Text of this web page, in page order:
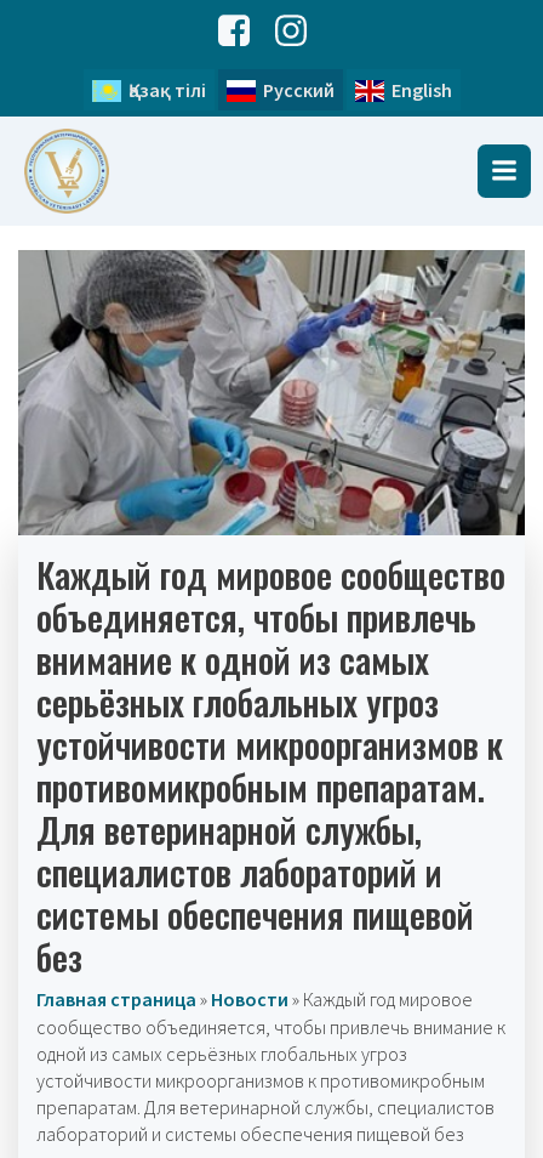
Қазақ тілі Русский English
Каждый год мировое сообщество
объединяется, чтобы привлечь
внимание к одной из самых
серьёзных глобальных угроз
устойчивости микроорганизмов к
противомикробным препаратам.
Для ветеринарной службы,
специалистов лабораторий и
системы обеспечения пищевой
без
Главная страница » Новости » Каждый год мировое
сообщество объединяется, чтобы привлечь внимание к
одной из самых серьёзных глобальных угроз
устойчивости микроорганизмов к противомикробным
препаратам. Для ветеринарной службы, специалистов
лабораторий и системы обеспечения пищевой без